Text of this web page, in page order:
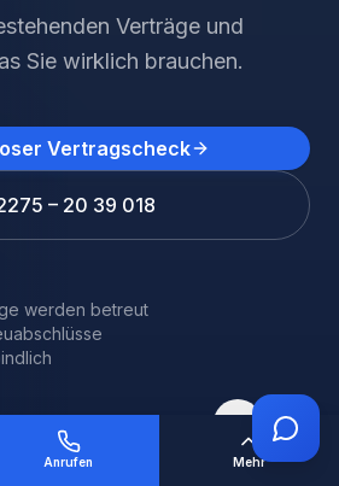
– als Ihr persönlicher
Vertragscheck
– 20 39 018
werden betreut
Anrufen Mehr
1